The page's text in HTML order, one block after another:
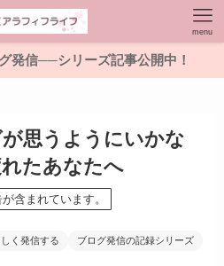
menu
発信──シリーズ記事公開中！
思うようにいかな
たあなたへ
含まれています。
く発信する ブログ発信の記録シリーズ